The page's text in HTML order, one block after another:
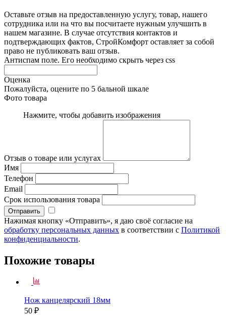
Оставьте отзыв на предоставленную услугу, товар, нашего
сотрудника или на что вы посчитаете нужным улучшить в
нашем магазине. В случае отсутствия контактов и
подтверждающих фактов, СтройКомфорт оставляет за собой
право не публиковать ваш отзыв.
Антиспам поле. Его необходимо скрыть через css
Оценка
Пожалуйста, оцените по 5 бальной шкале
Фото товара
Нажмите, чтобы добавить изображения
Отзыв о товаре или услугах
Имя
Телефон
Email
Срок использования товара
Нажимая кнопку «Отправить», я даю своё согласие на
обработку персональных данных в соответствии с Политикой
конфиденциальности.
Похожие товары
Нож канцелярский 18мм
50 ₽